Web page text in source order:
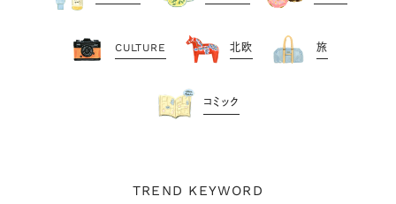
CULTURE 北欧 旅
コミック
TREND KEYWORD